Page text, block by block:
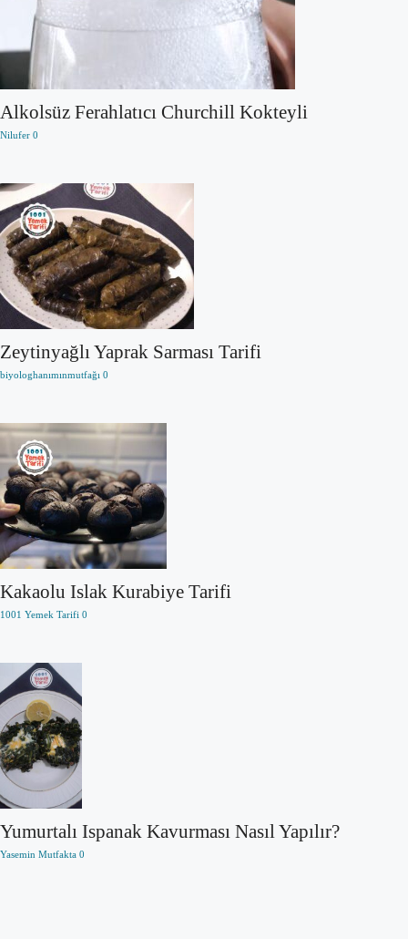
Alkolsüz Ferahlatıcı Churchill Kokteyli
Nilufer 0
Zeytinyağlı Yaprak Sarması Tarifi
biyologhanımınmutfağı 0
Kakaolu Islak Kurabiye Tarifi
1001 Yemek Tarifi 0
Yumurtalı Ispanak Kavurması Nasıl Yapılır?
Yasemin Mutfakta 0